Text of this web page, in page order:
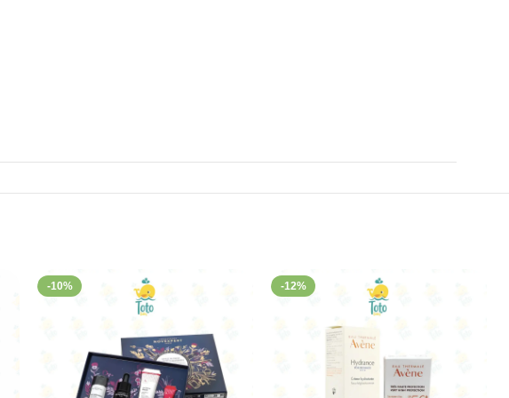
les taches pigmentaires. Sa haute concentration en vitamine C
que pollution, UV et stress oxydatif, responsables du vieillissement
booster stimule la synthèse de collagène, favorisant ainsi la fermeté et
-10% -12%